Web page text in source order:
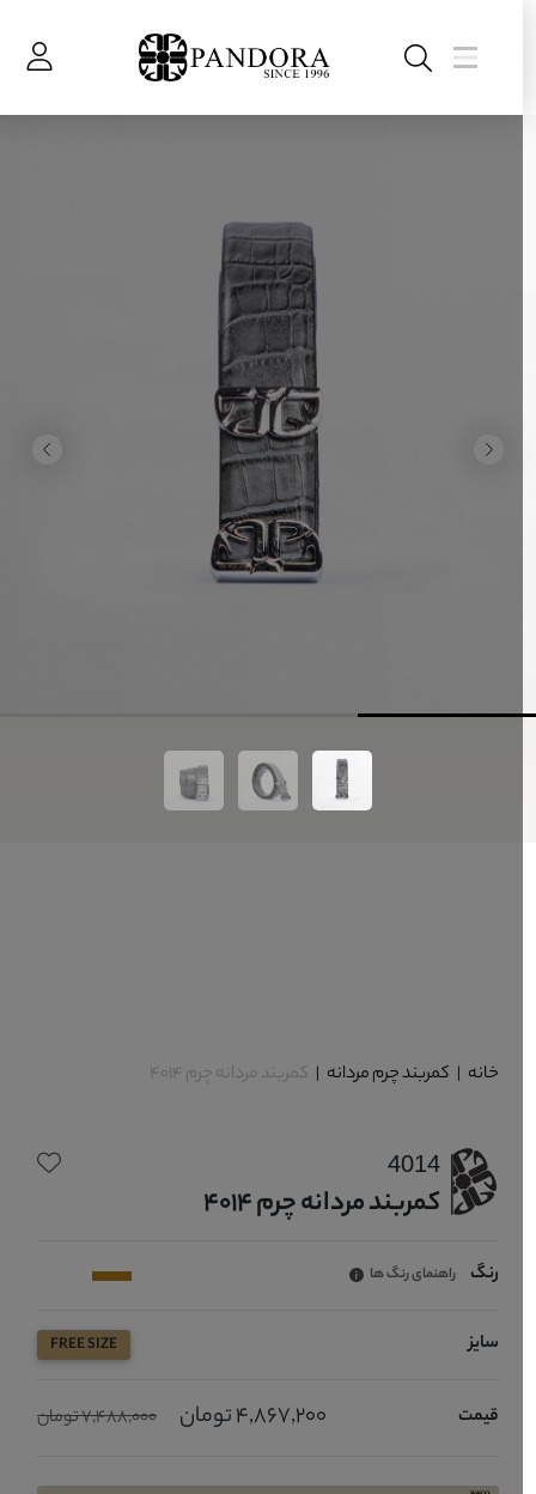
خانه | کمربند چرم مردانه| کمربند مردانه چرم 4014
4014
کمربند مردانه چرم 4014
رنگ راهنمای رنگ ها
سایز FREE SIZE
قیمت 4,867,200 تومان 7,488,000 تومان